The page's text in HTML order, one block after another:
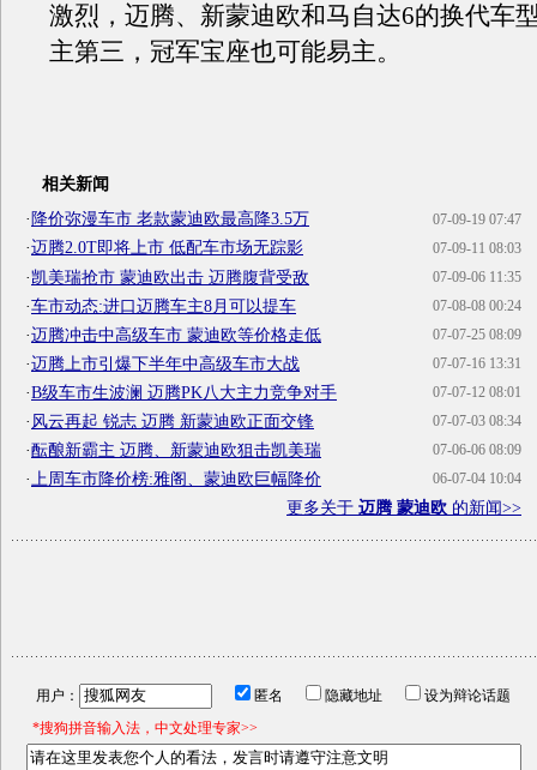
激烈，迈腾、新蒙迪欧和马自达6的换代车
主第三，冠军宝座也可能易主。
相关新闻
07-09-19 07:47
· 降价弥漫车市 老款蒙迪欧最高降3.5万
07-09-11 08:03
·迈腾2.0T即将上市 低配车市场无踪影
07-09-06 11:35
·凯美瑞抢市 蒙迪欧出击 迈腾腹背受敌
07-08-08 00:24
·车市动态:进口迈腾车主8月可以提车
07-07-25 08:09
·迈腾冲击中高级车市 蒙迪欧等价格走低
07-07-16 13:31
·迈腾上市引爆下半年中高级车市大战
07-07-12 08:01
·B级车市生波澜 迈腾PK八大主力竞争对手
07-07-03 08:34
· 风云再起 锐志 迈腾 新蒙迪欧正面交锋
07-06-06 08:09
·酝酿新霸主 迈腾、新蒙迪欧狙击凯美瑞
06-07-04 10:04
· 上周车市降价榜:雅阁、蒙迪欧巨幅降价
更多关于 迈腾 蒙迪欧 的新闻>>
用户： 匿名 隐藏地址
设为辩论话题
*搜狗拼音输入法，中文处理专家>>